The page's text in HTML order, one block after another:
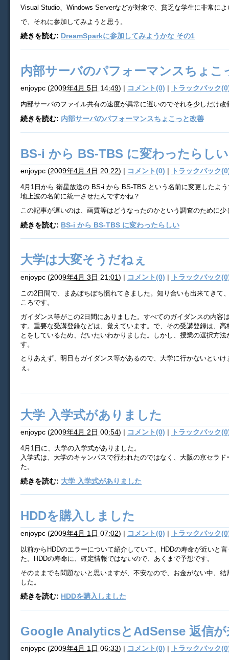
Visual Studio、Windows Serverなどが対象で、貧乏な学生に非常に
で、それに参加してみようと思う。
続きを読む: DreamSparkに参加してみようかな その1
内部サーバのパフォーマンスちょこ
enjoypc (2009年4月 5日 14:49) | コメント(0) | トラックバック
内部サーバのファイル共有の速度が異常に遅いのでそれを少しだけ改
続きを読む: 内部サーバのパフォーマンスちょこっと改善
BS-i から BS-TBS に変わったらしい
enjoypc (2009年4月 4日 20:22) | コメント(0) | トラックバック
4月1日から 衛星放送の BS-i から BS-TBS という名前に変更したよ
地上波の名前に統一させたんですかね？
この記事が遅いのは、画質等はどうなったのかという調査のために
続きを読む: BS-i から BS-TBS に変わったらしい
大学は大変そうだねぇ
enjoypc (2009年4月 3日 21:01) | コメント(0) | トラックバック
この2日間で、まあぼちぼち慣れてきました。知り合いも出来てきて
ころです。
ガイダンス等がこの2日間にありました。すべてのガイダンスの内容
す。重要な受講登録などは、覚えています。で、その受講登録は、高
とをしているため、だいたいわかりました。しかし、授業の選択方
す。
とりあえず、明日もガイダンス等があるので、大学に行かないといけ
ぇ。
大学 入学式がありました
enjoypc (2009年4月 2日 00:54) | コメント(0) | トラックバック
4月1日に、大学の入学式がありました。
入学式は、大学のキャンパスで行われたのではなく、大阪の京セラド
た。
続きを読む: 大学 入学式がありました
HDDを購入しました
enjoypc (2009年4月 1日 07:02) | コメント(0) | トラックバック
以前からHDDのエラーについて紹介していて、HDDの寿命が近いと
た。HDDの寿命に、確定情報ではないので、あくまで予想です。
そのままでも問題ないと思いますが、不安なので、お金がない中、結
した。
続きを読む: HDDを購入しました
Google AnalyticsとAdSense 返信が
enjoypc (2009年4月 1日 06:33) | コメント(0) | トラックバック